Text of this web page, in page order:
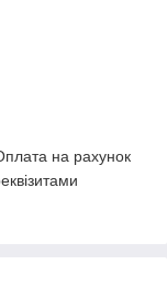
на рахунок